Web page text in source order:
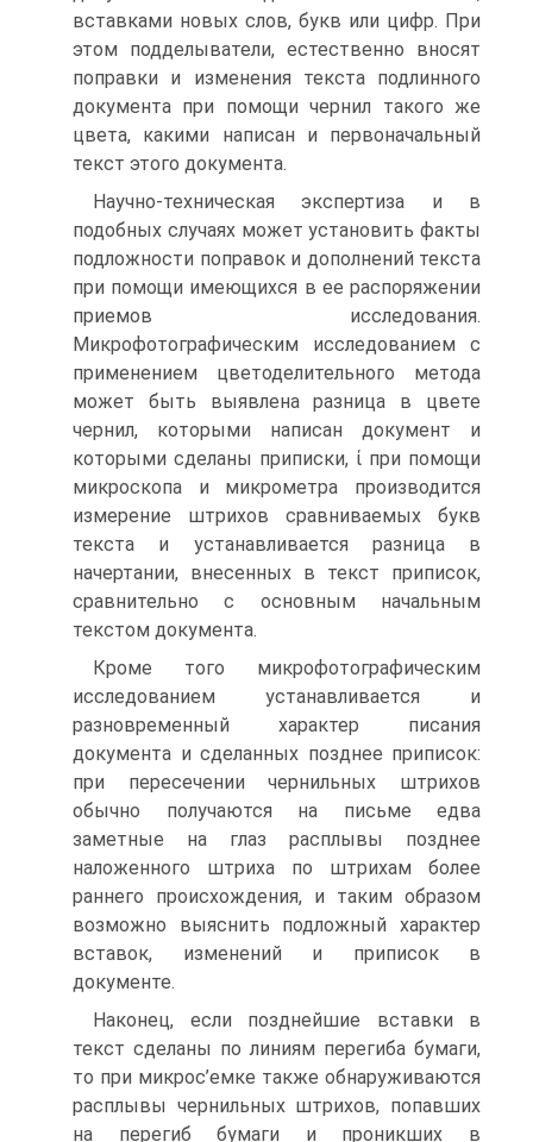
вставками новых слов, букв или цифр. При
этом подделыватели, естественно вносят
поправки и изменения текста подлинного
документа при помощи чернил такого же
цвета, какими написан и первоначальный
текст этого документа.
Научно-техническая экспертиза и в
подобных случаях может установить факты
подложности поправок и дополнений текста
при помощи имеющихся в ее распоряжении
приемов исследования.
Микрофотографическим исследованием с
применением цветоделительного метода
может быть выявлена разница в цвете
чернил, которыми написан документ и
которыми сделаны приписки, ί при помощи
микроскопа и микрометра производится
измерение штрихов сравниваемых букв
текста и устанавливается разница в
начертании, внесенных в текст приписок,
сравнительно с основным начальным
текстом документа.
Кроме того микрофотографическим
исследованием устанавливается и
разновременный характер писания
документа и сделанных позднее приписок:
при пересечении чернильных штрихов
обычно получаются на письме едва
заметные на глаз расплывы позднее
наложенного штриха по штрихам более
раннего происхождения, и таким образом
возможно выяснить подложный характер
вставок, изменений и приписок в
документе.
Наконец, если позднейшие вставки в
текст сделаны по линиям перегиба бумаги,
то при микрос’емке также обнаруживаются
расплывы чернильных штрихов, попавших
на перегиб бумаги и проникших в